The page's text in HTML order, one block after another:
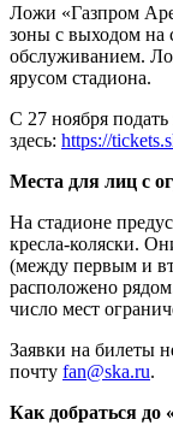
Ложи «Газпром
зоны с выходом на
обслуживанием.
ярусом стадиона.
С 27 ноября
здесь: https://
Места для лиц с
На стадионе
кресла-коляски.
(между первым и
расположено
число мест
Заявки на билеты
почту fan@ska.ru.
Как добраться до